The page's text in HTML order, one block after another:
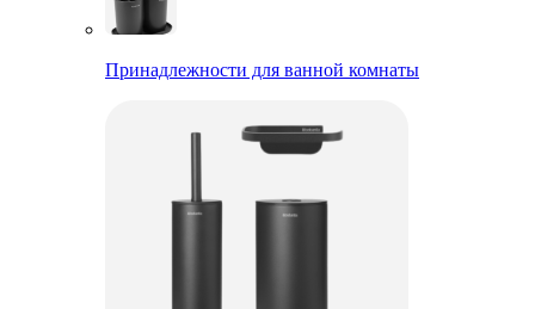
Принадлежности для ванной комнаты